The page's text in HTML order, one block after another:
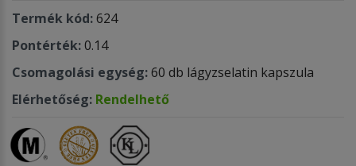
Termék kód:624
Pontérték:0.14
Csomagolási egység:60 db lágyzselatin kapszula
Elérhetőség: Rendelhető